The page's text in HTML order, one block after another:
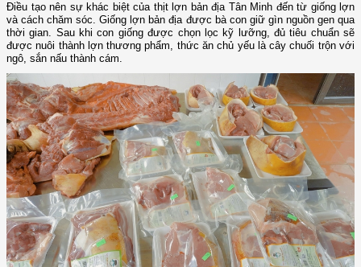
Điều tạo nên sự khác biệt của thịt lợn bản địa Tân Minh đến từ giống lợn
và cách chăm sóc. Giống lợn bản địa được bà con giữ gìn nguồn gen qua
thời gian. Sau khi con giống được chọn lọc kỹ lưỡng, đủ tiêu chuẩn sẽ
được nuôi thành lợn thương phẩm, thức ăn chủ yếu là cây chuối trộn với
ngô, sắn nấu thành cám.